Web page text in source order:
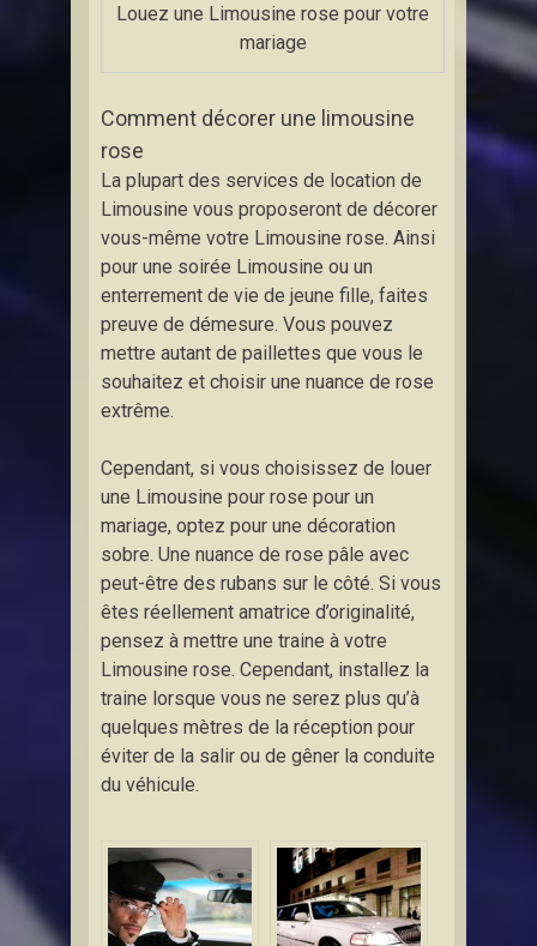
Louez une Limousine rose pour votre
mariage
Comment décorer une limousine
rose
La plupart des services de location de
Limousine vous proposeront de décorer
vous-même votre Limousine rose. Ainsi
pour une soirée Limousine ou un
enterrement de vie de jeune fille, faites
preuve de démesure. Vous pouvez
mettre autant de paillettes que vous le
souhaitez et choisir une nuance de rose
extrême.
Cependant, si vous choisissez de louer
une Limousine pour rose pour un
mariage, optez pour une décoration
sobre. Une nuance de rose pâle avec
peut-être des rubans sur le côté. Si vous
êtes réellement amatrice d’originalité,
pensez à mettre une traine à votre
Limousine rose. Cependant, installez la
traine lorsque vous ne serez plus qu’à
quelques mètres de la réception pour
éviter de la salir ou de gêner la conduite
du véhicule.